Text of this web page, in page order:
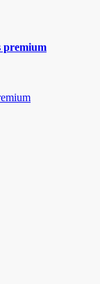
premium